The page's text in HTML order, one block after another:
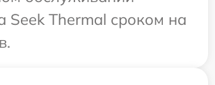
Seek Thermal сроком на